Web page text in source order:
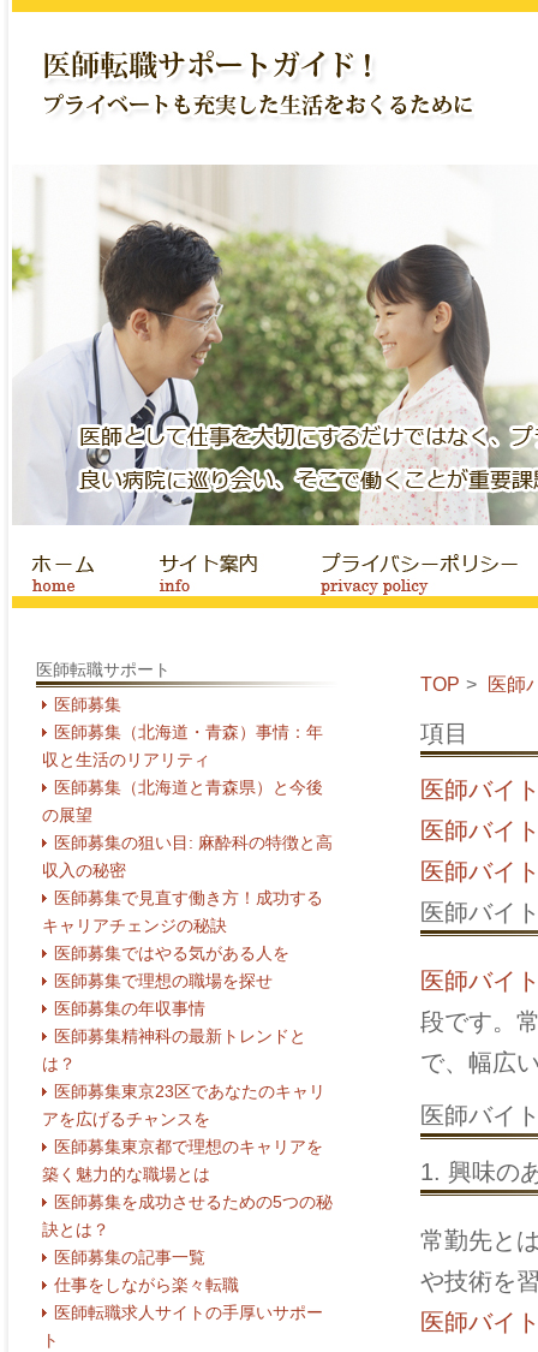
医師転職サポート
医師募集
医師募集（北海道・青森）事情：年
収と生活のリアリティ
医師募集（北海道と青森県）と今後
の展望
医師募集の狙い目: 麻酔科の特徴と高
収入の秘密
医師募集で見直す働き方！成功する
キャリアチェンジの秘訣
医師募集ではやる気がある人を
医師募集で理想の職場を探せ
医師募集の年収事情
医師募集精神科の最新トレンドと
は？
医師募集東京23区であなたのキャリ
アを広げるチャンスを
医師募集東京都で理想のキャリアを
築く魅力的な職場とは
医師募集を成功させるための5つの秘
訣とは？
医師募集の記事一覧
仕事をしながら楽々転職
医師転職求人サイトの手厚いサポー
ト
TOP 医師
項目
医師バイ
医師バイ
医師バイ
医師バイ
医師バイ
段です。
で、幅広
医師バイ
1. 興味の
常勤先と
や技術を
医師バイ